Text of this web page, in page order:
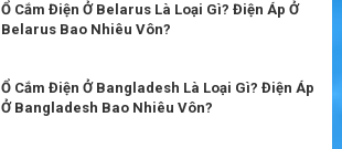
Ổ Cắm Điện Ở Belarus Là Loại Gì? Điện Áp Ở
Belarus Bao Nhiêu Vôn?
Ổ Cắm Điện Ở Bangladesh Là Loại Gì? Điện Áp
Ở Bangladesh Bao Nhiêu Vôn?